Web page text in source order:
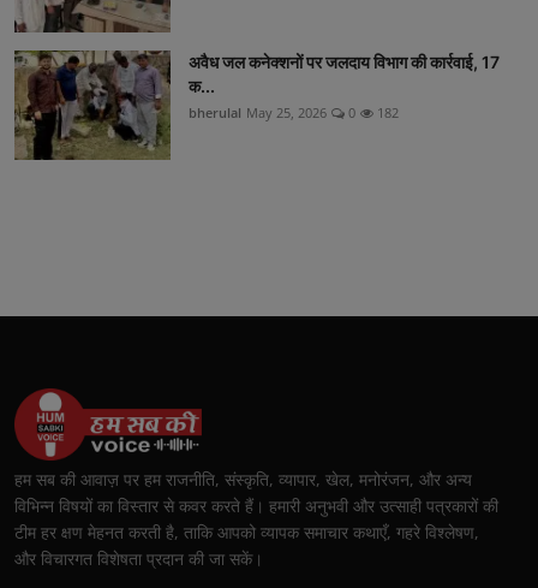
अवैध जल कनेक्शनों पर जलदाय विभाग की कार्रवाई, 17
क...
bherulal May 25, 2026 0 182
हम सब की आवाज़ पर हम राजनीति, संस्कृति, व्यापार, खेल, मनोरंजन, और अन्य
विभिन्न विषयों का विस्तार से कवर करते हैं। हमारी अनुभवी और उत्साही पत्रकारों की
टीम हर क्षण मेहनत करती है, ताकि आपको व्यापक समाचार कथाएँ, गहरे विश्लेषण,
और विचारगत विशेषता प्रदान की जा सकें।